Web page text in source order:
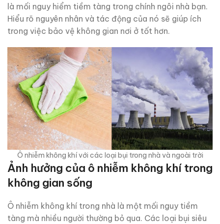
là mối nguy hiểm tiềm tàng trong chính ngôi nhà bạn.
Hiểu rõ nguyên nhân và tác động của nó sẽ giúp ích
trong việc bảo vệ không gian nơi ở tốt hơn.
Ô nhiễm không khí với các loại bụi trong nhà và ngoài trời
Ảnh hưởng của ô nhiễm không khí trong
không gian sống
Ô nhiễm không khí trong nhà là một mối nguy tiềm
tàng mà nhiều người thường bỏ qua. Các loại bụi siêu